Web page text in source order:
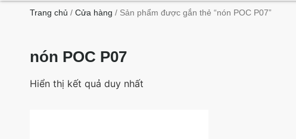
Trang chủ / Cửa hàng / Sản phẩm được gắn thẻ “nón POC P07”
nón POC P07
Hiển thị kết quả duy nhất